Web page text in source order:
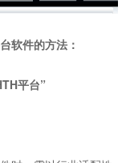
软件的方法：
平台”